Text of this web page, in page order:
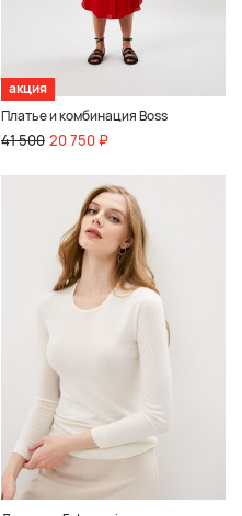
акция
Платье и комбинация Boss
41 500 20 750 ₽